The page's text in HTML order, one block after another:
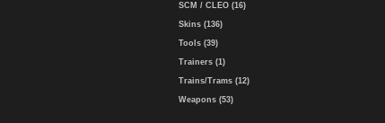
SCM / CLEO (16)
Skins (136)
Tools (39)
Trainers (1)
Trains/Trams (12)
Weapons (53)